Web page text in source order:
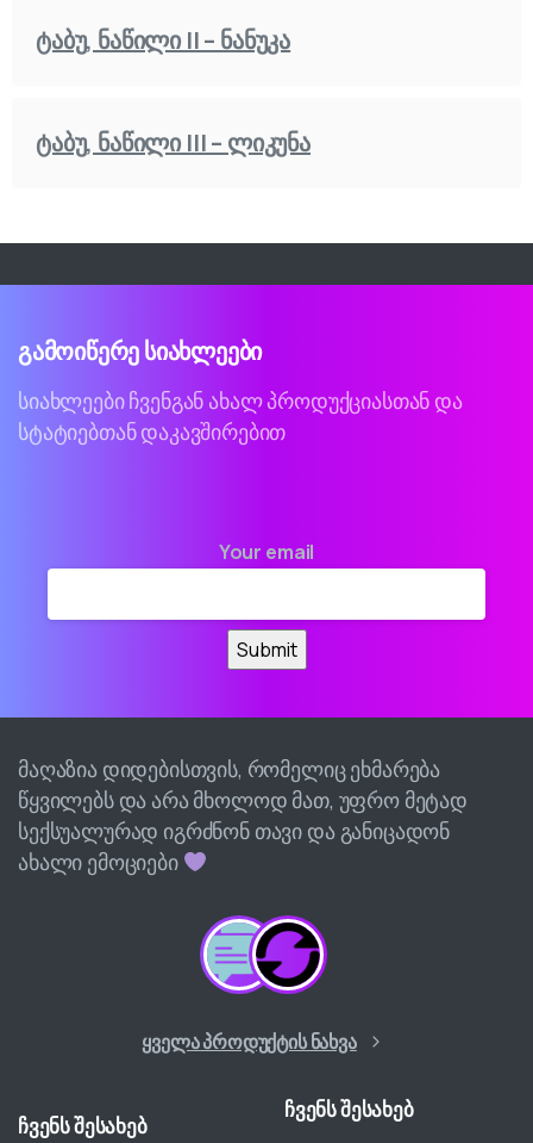
ტაბუ, ნაწილი II – ნანუკა
ტაბუ, ნაწილი III – ლიკუნა
გამოიწერესიახლეები
სიახლეები ჩვენგან ახალ პროდუქციასთან და
სტატიებთან დაკავშირებით
Your email
მაღაზია დიდებისთვის, რომელიც ეხმარება
წყვილებს და არა მხოლოდ მათ, უფრო მეტად
სექსუალურად იგრძნონ თავი და განიცადონ
ახალი ემოციები
ყველა პროდუქტის ნახვა
ჩვენსშესახებ
ჩვენსშესახებ